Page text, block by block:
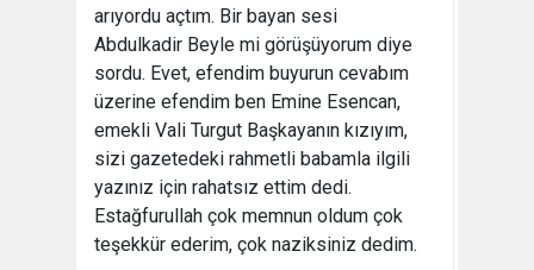
arıyordu açtım. Bir bayan sesi
Abdulkadir Beyle mi görüşüyorum diye
sordu. Evet, efendim buyurun cevabım
üzerine efendim ben Emine Esencan,
emekli Vali Turgut Başkayanın kızıyım,
sizi gazetedeki rahmetli babamla ilgili
yazınız için rahatsız ettim dedi.
Estağfurullah çok memnun oldum çok
teşekkür ederim, çok naziksiniz dedim.